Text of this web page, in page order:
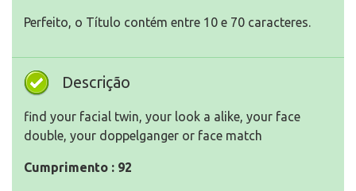
Perfeito, o Título contém entre 10 e 70 caracteres.
Descrição
find your facial twin, your look a alike, your face
double, your doppelganger or face match
Cumprimento : 92